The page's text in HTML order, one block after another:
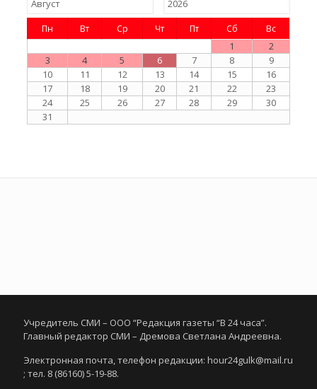
Пн Вт Ср Чт Пт Сб Вс
1
2
3
4 5 6 7 8
9
10
11 12 13 14 15
16
17
18 19 20 21 22
23
24
25 26 27 28 29
30
31
Учредитель СМИ – ООО “Редакция газеты “В 24 часа”.
Главный редактор СМИ – Дремова Светлана Андреевна.
Электронная почта, телефон редакции: hour24gulk@mail.ru
; тел. 8 (86160) 5-19-88.